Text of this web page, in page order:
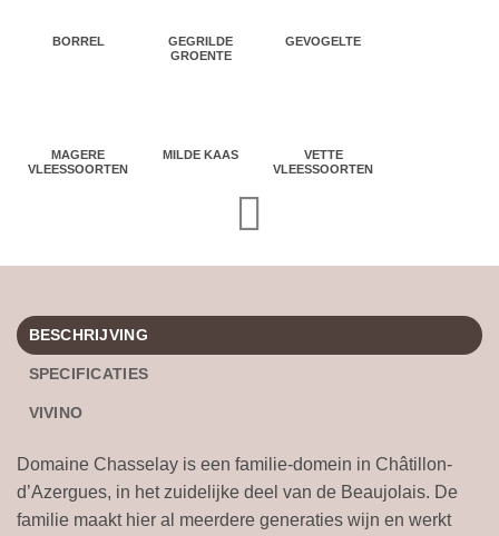
BORREL
GEGRILDE
GROENTE
GEVOGELTE
MAGERE
VLEESSOORTEN
MILDE KAAS
VETTE
VLEESSOORTEN
BESCHRIJVING
SPECIFICATIES
VIVINO
Domaine Chasselay is een familie-domein in Châtillon-
d’Azergues, in het zuidelijke deel van de Beaujolais. De
familie maakt hier al meerdere generaties wijn en werkt